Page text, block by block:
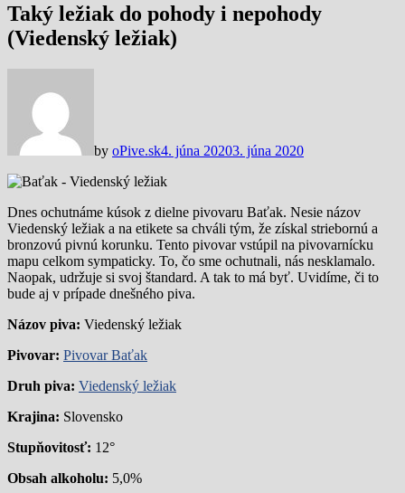
Taký ležiak do pohody i nepohody
(Viedenský ležiak)
by oPive.sk4. júna 20203. júna 2020
Dnes ochutnáme kúsok z dielne pivovaru Baťak. Nesie názov
Viedenský ležiak a na etikete sa chváli tým, že získal striebornú a
bronzovú pivnú korunku. Tento pivovar vstúpil na pivovarnícku
mapu celkom sympaticky. To, čo sme ochutnali, nás nesklamalo.
Naopak, udržuje si svoj štandard. A tak to má byť. Uvidíme, či to
bude aj v prípade dnešného piva.
Názov piva: Viedenský ležiak
Pivovar: Pivovar Baťak
Druh piva: Viedenský ležiak
Krajina: Slovensko
Stupňovitosť: 12°
Obsah alkoholu: 5,0%